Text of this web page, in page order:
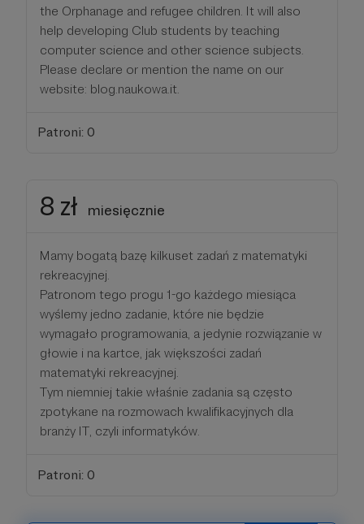
the Orphanage and refugee children. It will also
help developing Club students by teaching
computer science and other science subjects.
Please declare or mention the name on our
website: blog.naukowa.it.
Patroni: 0
8 zł miesięcznie
Mamy bogatą bazę kilkuset zadań z matematyki
rekreacyjnej.
Patronom tego progu 1-go każdego miesiąca
wyślemy jedno zadanie, które nie będzie
wymagało programowania, a jedynie rozwiązanie w
głowie i na kartce, jak większości zadań
matematyki rekreacyjnej.
Tym niemniej takie właśnie zadania są często
zpotykane na rozmowach kwalifikacyjnych dla
branży IT, czyli informatyków.
Patroni: 0